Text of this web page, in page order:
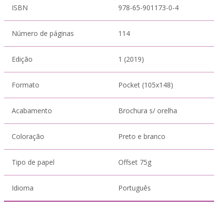
ISBN 978-65-901173-0-4
Número de páginas 114
Edição 1 (2019)
Formato Pocket (105x148)
Acabamento Brochura s/ orelha
Coloração Preto e branco
Tipo de papel Offset 75g
Idioma Português